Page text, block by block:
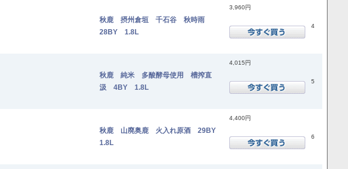
秋鹿 摂州倉垣 千石谷 秋時雨
28BY 1.8L
3,960円
4
秋鹿 純米 多酸酵母使用 槽搾直
汲 4BY 1.8L
4,015円
5
秋鹿 山廃奥鹿 火入れ原酒 29BY
1.8L
4,400円
6